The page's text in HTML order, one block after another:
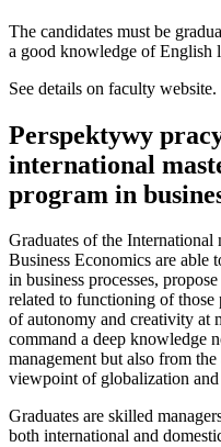
The candidates must be
a good knowledge of English
See details on faculty website.
Perspektywy
international
program in
Graduates of the International
Business Economics are able
in business processes,
related to functioning of those
of autonomy and creativity at
command a deep knowledge
management but also from
viewpoint of globalization
Graduates are skilled
both international and